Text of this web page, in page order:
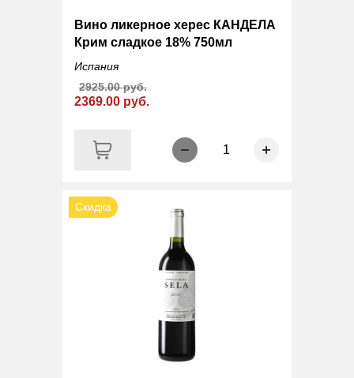
Вино ликерное херес КАНДЕЛА
Крим сладкое 18% 750мл
Испания
2369.00 руб.
2925.00 руб.
1
Скидка